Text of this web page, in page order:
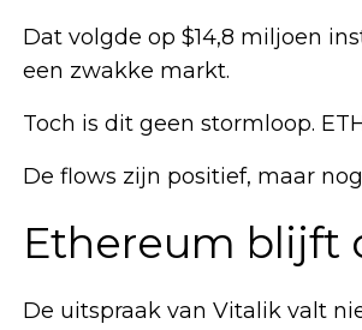
Dat volgde op $14,8 miljoen
een zwakke markt.
Toch is dit geen stormloop.
De flows zijn positief, maar
Ethereum blijft
De uitspraak van Vitalik valt